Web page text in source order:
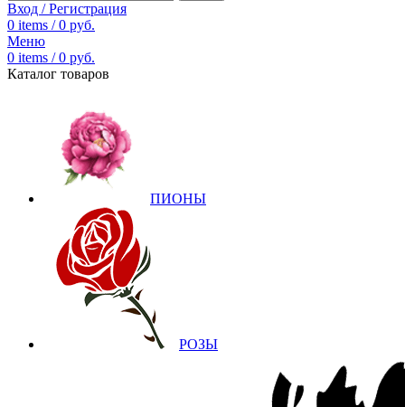
Вход / Регистрация
0 items / 0 руб.
Меню
0 items / 0 руб.
Каталог товаров
ПИОНЫ
РОЗЫ